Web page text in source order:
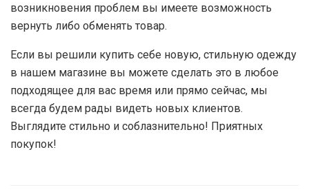
возникновения проблем вы имеете возможность
вернуть либо обменять товар.
Если вы решили купить себе новую, стильную одежду
в нашем магазине вы можете сделать это в любое
подходящее для вас время или прямо сейчас, мы
всегда будем рады видеть новых клиентов.
Выглядите стильно и соблазнительно! Приятных
покупок!